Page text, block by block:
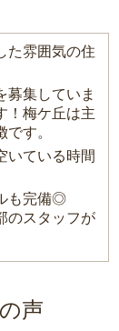
た雰囲気の住
募集していま
！梅ケ丘は主
す。
いている時間
も完備◎
のスタッフが
声